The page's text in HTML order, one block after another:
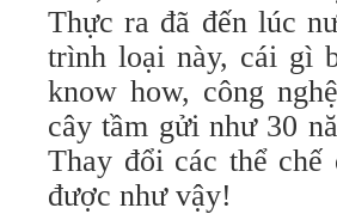
Thực ra đã đến lúc
trình loại này, cái gì
know how, công
cây tầm gửi như 30
Thay đổi các thể
được như vậy!